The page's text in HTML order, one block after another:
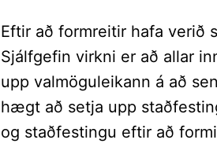
Eftir að formreitir hafa verið
Sjálfgefin virkni er að allar
upp valmöguleikann á að
hægt að setja upp
og staðfestingu eftir að